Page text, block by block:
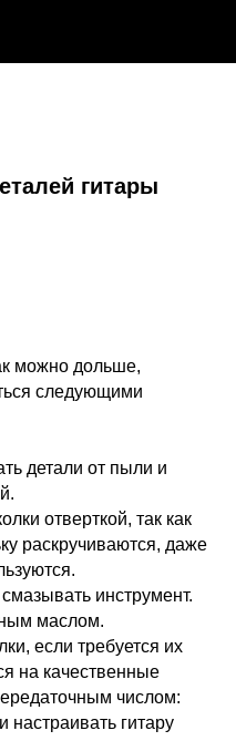
гитары​
можно дольше,
следующими
детали от пыли и
отверткой, так как
раскручиваются, даже
инструмент.
маслом.
если требуется их
на качественные
числом:
гитару